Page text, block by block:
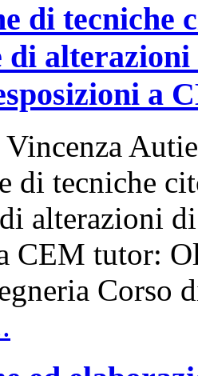
di tecniche
di
a
di tecniche
alterazioni
CEM tutor: